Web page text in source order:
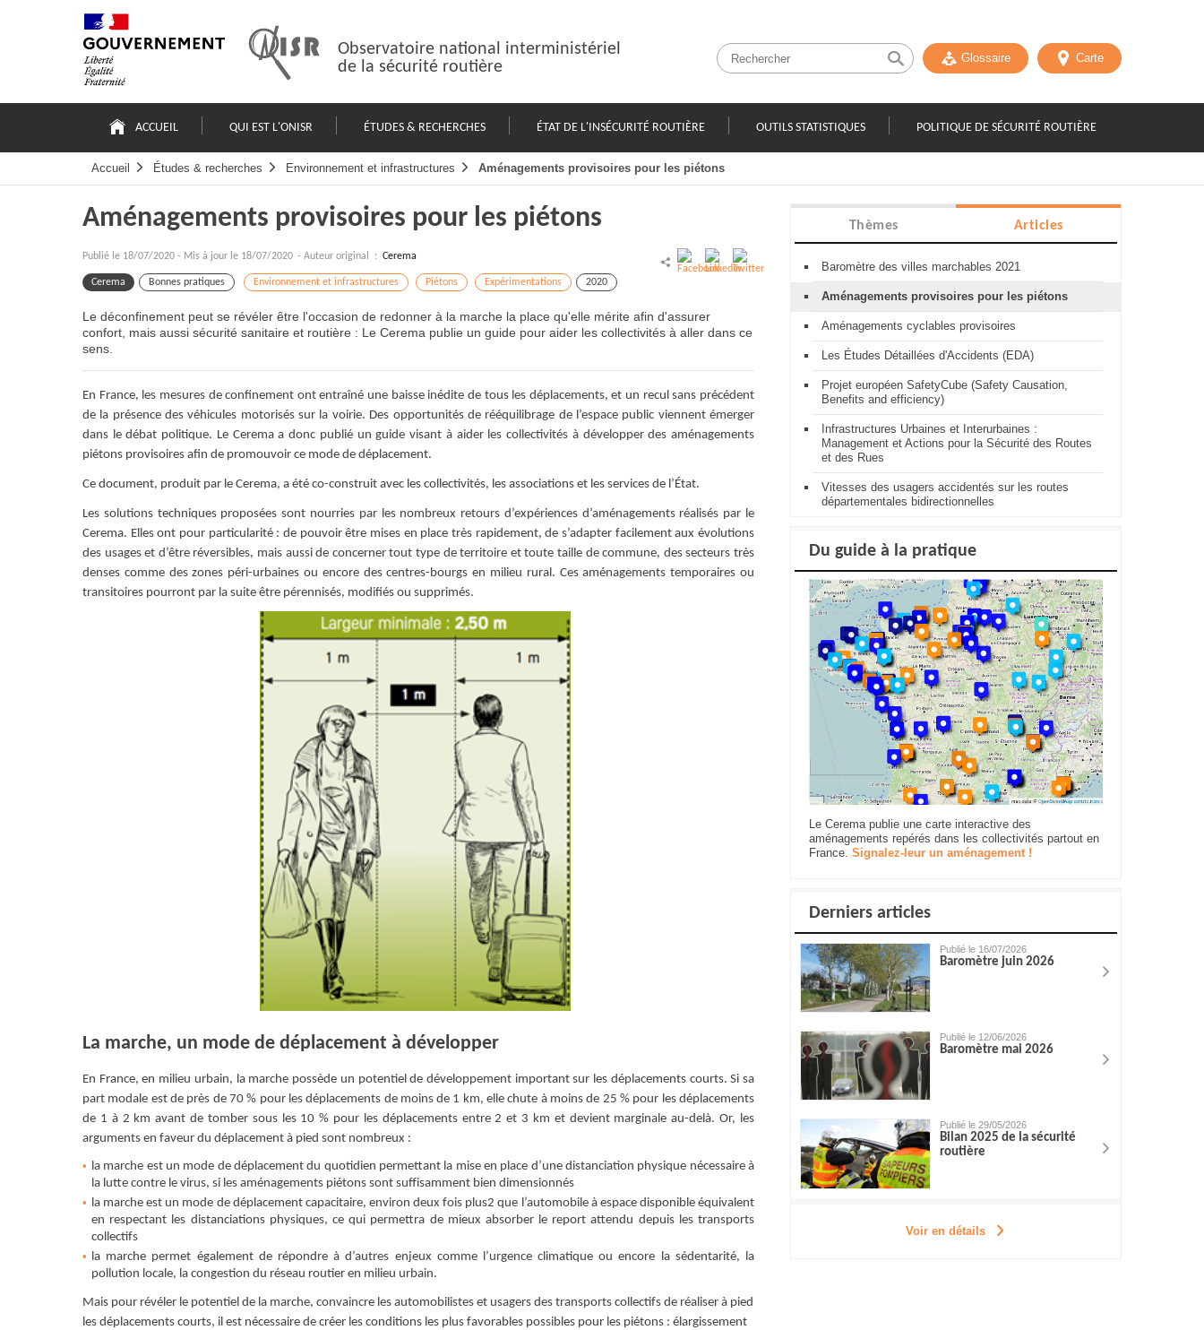
Observatoire national interministériel
de la sécurité routière
Glossaire Carte
principale
ACCUEIL QUI EST L'ONISR ÉTUDES & RECHERCHES ÉTAT DE L'INSÉCURITÉ ROUTIÈRE OUTILS STATISTIQUES POLITIQUE DE SÉCURITÉ ROUTIÈRE
Accueil Études & recherches Environnement et infrastructures Aménagements provisoires pour les piétons
Aménagements provisoires pour les piétons
Publié le 18/07/2020 - Mis à jour le 18/07/2020 - Auteur original : Cerema
Cerema Bonnes pratiques Environnement et infrastructures Piétons Expérimentations 2020
Le déconfinement peut se révéler être l'occasion de redonner à la marche la place qu'elle mérite afin d'assurer
confort, mais aussi sécurité sanitaire et routière : Le Cerema publie un guide pour aider les collectivités à aller dans ce
sens.
En France, les mesures de confinement ont entraîné une baisse inédite de tous les déplacements, et un recul sans précédent
de la présence des véhicules motorisés sur la voirie. Des opportunités de rééquilibrage de l’espace public viennent émerger
dans le débat politique. Le Cerema a donc publié un guide visant à aider les collectivités à développer des aménagements
piétons provisoires afin de promouvoir ce mode de déplacement.
Ce document, produit par le Cerema, a été co-construit avec les collectivités, les associations et les services de l’État.
Les solutions techniques proposées sont nourries par les nombreux retours d’expériences d’aménagements réalisés par le
Cerema. Elles ont pour particularité : de pouvoir être mises en place très rapidement, de s’adapter facilement aux évolutions
des usages et d’être réversibles, mais aussi de concerner tout type de territoire et toute taille de commune, des secteurs très
denses comme des zones péri-urbaines ou encore des centres-bourgs en milieu rural. Ces aménagements temporaires ou
transitoires pourront par la suite être pérennisés, modifiés ou supprimés.
La marche, un mode de déplacement à développer
En France, en milieu urbain, la marche possède un potentiel de développement important sur les déplacements courts. Si sa
part modale est de près de 70 % pour les déplacements de moins de 1 km, elle chute à moins de 25 % pour les déplacements
de 1 à 2 km avant de tomber sous les 10 % pour les déplacements entre 2 et 3 km et devient marginale au-delà. Or, les
arguments en faveur du déplacement à pied sont nombreux :
la marche est un mode de déplacement du quotidien permettant la mise en place d’une distanciation physique nécessaire à
la lutte contre le virus, si les aménagements piétons sont suﬀisamment bien dimensionnés
la marche est un mode de déplacement capacitaire, environ deux fois plus2 que l’automobile à espace disponible équivalent
en respectant les distanciations physiques, ce qui permettra de mieux absorber le report attendu depuis les transports
collectifs
la marche permet également de répondre à d’autres enjeux comme l’urgence climatique ou encore la sédentarité, la
pollution locale, la congestion du réseau routier en milieu urbain.
Mais pour révéler le potentiel de la marche, convaincre les automobilistes et usagers des transports collectifs de réaliser à pied
les déplacements courts, il est nécessaire de créer les conditions les plus favorables possibles pour les piétons : élargissement
Thèmes Articles
Baromètre des villes marchables 2021
Aménagements provisoires pour les piétons
Aménagements cyclables provisoires
Les Études Détaillées d'Accidents (EDA)
Projet européen SafetyCube (Safety Causation,
Benefits and efficiency)
Infrastructures Urbaines et Interurbaines :
Management et Actions pour la Sécurité des Routes
et des Rues
Vitesses des usagers accidentés sur les routes
départementales bidirectionnelles
Du guide à la pratique
Le Cerema publie une carte interactive des
aménagements repérés dans les collectivités partout en
France. Signalez-leur un aménagement !
Derniers articles
Publié le 16/07/2026
Baromètre juin 2026
Publié le 12/06/2026
Baromètre mai 2026
Publié le 29/05/2026
Bilan 2025 de la sécurité
routière
Voir en détails